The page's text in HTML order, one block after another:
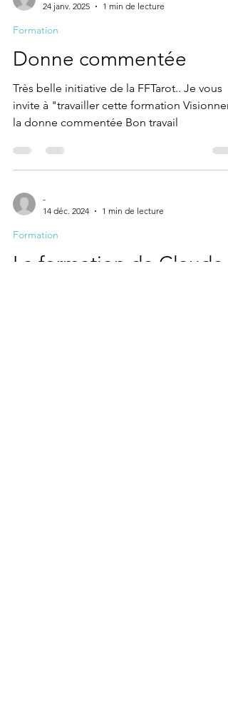
24 janv. 2025
1 min de lecture
Formation
Donne commentée
Très belle initiative de la FFTarot.. Je vous
invite à "travailler cette formation Visionner
la donne commentée Bon travail
-
14 déc. 2024
1 min de lecture
Formation
La formation de Claude